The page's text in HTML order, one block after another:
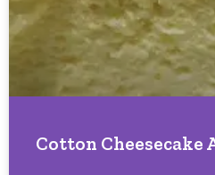
Cotton Cheesecake